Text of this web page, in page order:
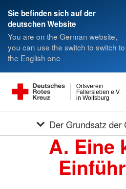
Sie befinden sich auf der
deutschen Website
You are on the German website,
you can use the switch to switch to
the English one
in Wolfsburg
Fallersleben e.V.
Ortsverein
Der Grundsatz der
A. Eine